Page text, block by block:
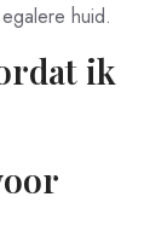
huid.
ik